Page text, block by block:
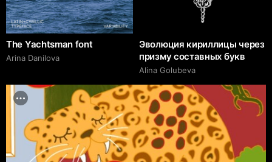
The Yachtsman font
Arina Danilova
Эволюция кириллицы через
призму составных букв
Alina Golubeva